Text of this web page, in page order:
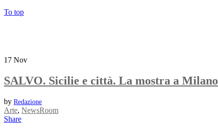
To top
17 Nov
SALVO. Sicilie e città. La mostra a Milano
by Redazione
Arte, NewsRoom
Share